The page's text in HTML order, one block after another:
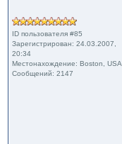
ID пользователя #85
Зарегистрирован: 24.03.2007,
20:34
Местонахождение: Boston, USA
Сообщений: 2147